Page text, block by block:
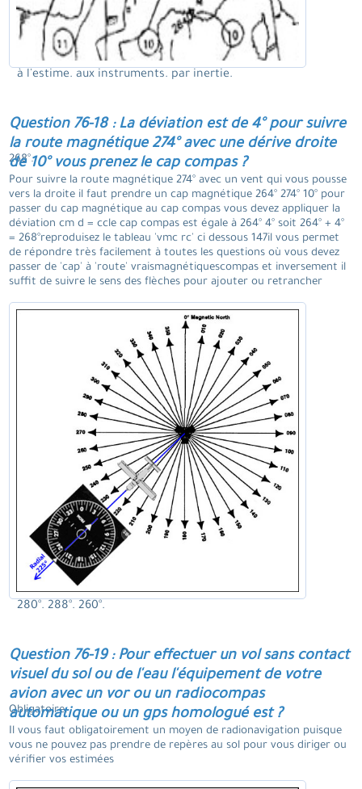
à l'estime. aux instruments. par inertie.
Question 76-18 : La déviation est de 4° pour suivre
la route magnétique 274° avec une dérive droite
de 10° vous prenez le cap compas ?
268°.
Pour suivre la route magnétique 274° avec un vent qui vous pousse
vers la droite il faut prendre un cap magnétique 264° 274° 10° pour
passer du cap magnétique au cap compas vous devez appliquer la
déviation cm d = ccle cap compas est égale à 264° 4° soit 264° + 4°
= 268°reproduisez le tableau 'vmc rc' ci dessous 147il vous permet
de répondre très facilement à toutes les questions où vous devez
passer de 'cap' à 'route' vraismagnétiquescompas et inversement il
suffit de suivre le sens des flèches pour ajouter ou retrancher
280°. 288°. 260°.
Question 76-19 : Pour effectuer un vol sans contact
visuel du sol ou de l'eau l'équipement de votre
avion avec un vor ou un radiocompas
automatique ou un gps homologué est ?
Obligatoire.
Il vous faut obligatoirement un moyen de radionavigation puisque
vous ne pouvez pas prendre de repères au sol pour vous diriger ou
vérifier vos estimées